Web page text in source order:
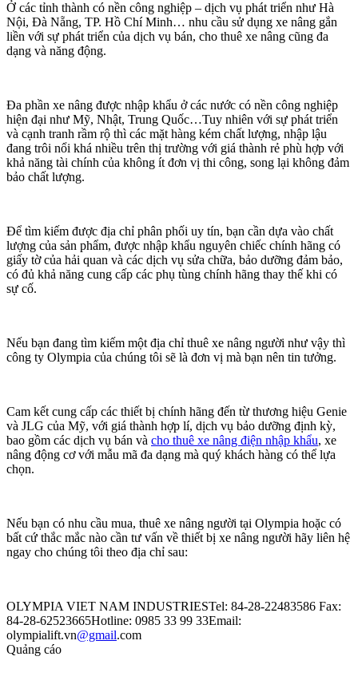
Ở các tỉnh thành có nền công nghiệp – dịch vụ phát triển như Hà
Nội, Đà Nẵng, TP. Hồ Chí Minh… nhu cầu sử dụng xe nâng gắn
liền với sự phát triển của dịch vụ bán, cho thuê xe nâng cũng đa
dạng và năng động.
Đa phần xe nâng được nhập khẩu ở các nước có nền công nghiệp
hiện đại như Mỹ, Nhật, Trung Quốc…Tuy nhiên với sự phát triển
và cạnh tranh rầm rộ thì các mặt hàng kém chất lượng, nhập lậu
đang trôi nổi khá nhiều trên thị trường với giá thành rẻ phù hợp với
khả năng tài chính của không ít đơn vị thi công, song lại không đảm
bảo chất lượng.
Để tìm kiếm được địa chỉ phân phối uy tín, bạn cần dựa vào chất
lượng của sản phẩm, được nhập khẩu nguyên chiếc chính hãng có
giấy tờ của hải quan và các dịch vụ sửa chữa, bảo dưỡng đảm bảo,
có đủ khả năng cung cấp các phụ tùng chính hãng thay thế khi có
sự cố.
Nếu bạn đang tìm kiếm một địa chỉ thuê xe nâng người như vậy thì
công ty Olympia của chúng tôi sẽ là đơn vị mà bạn nên tin tưởng.
Cam kết cung cấp các thiết bị chính hãng đến từ thương hiệu Genie
và JLG của Mỹ, với giá thành hợp lí, dịch vụ bảo dưỡng định kỳ,
bao gồm các dịch vụ bán và cho thuê xe nâng điện nhập khẩu, xe
nâng động cơ với mẫu mã đa dạng mà quý khách hàng có thể lựa
chọn.
Nếu bạn có nhu cầu mua, thuê xe nâng người tại Olympia hoặc có
bất cứ thắc mắc nào cần tư vấn về thiết bị xe nâng người hãy liên hệ
ngay cho chúng tôi theo địa chỉ sau:
OLYMPIA VIET NAM INDUSTRIESTel: 84-28-22483586 Fax:
84-28-62523665Hotline: 0985 33 99 33Email:
olympialift.vn@gmail.com
Quảng cáo